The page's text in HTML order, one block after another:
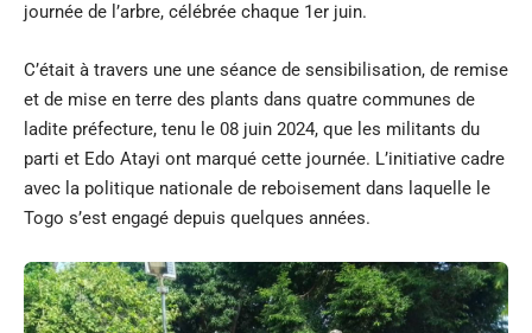
journée de l’arbre, célébrée chaque 1er juin.
C’était à travers une une séance de sensibilisation, de remise
et de mise en terre des plants dans quatre communes de
ladite préfecture, tenu le 08 juin 2024, que les militants du
parti et Edo Atayi ont marqué cette journée. L’initiative cadre
avec la politique nationale de reboisement dans laquelle le
Togo s’est engagé depuis quelques années.